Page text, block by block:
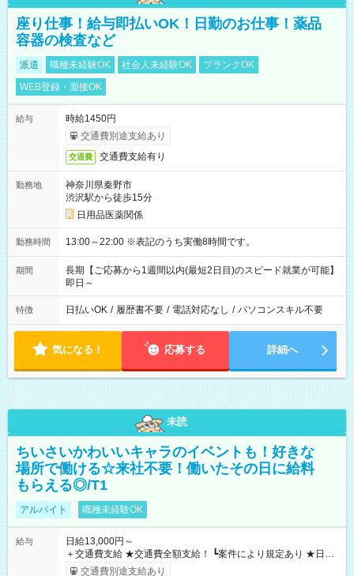
座り仕事！給与即払いOK！日勤のお仕事！薬品
容器の検査など
派遣 職種未経験OK 社会人未経験OK
ブランクOK
WEB登録・面接OK
給与
時給1450円
交通費別途支給あり
交通費 交通費支給有り
勤務地
神奈川県秦野市
渋沢駅から徒歩15分
日用品医薬関係
勤務時間 13:00～22:00 ※表記のうち実働8時間です。
期間
長期【ご応募から1週間以内(最短2日目)のスピード就業が可能】
即日～
特徴 日払いOK / 履歴書不要 / 電話対応なし / パソコンスキル不要
気になる！ 応募する 詳細へ
未読
ちいさいかわいいキャラのイベントも！好きな
場所で働ける☆来社不要！働いたその日に給料
もらえる◎/T1
アルバイト 職種未経験OK
給与
日給13,000円～
＋交通費支給 ★交通費全額支給！ ┗案件により規定あり ★日払
いOK！（規定あり） ┗働いたその日に現金GET♪ お仕事後はコ
交通費別途支給あり